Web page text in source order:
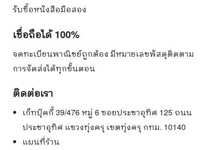
รับซื้อหนังสือมือสอง
เชื่อถือได้ 100%
จดทะเบียนพาณิชย์ถูกต้อง มีหมายเลขพัสดุติดตาม
การจัดส่งได้ทุกขั้นตอน
ติดต่อเรา
เก็ทบุ๊คกี้ 39/476 หมู่ 6 ซอยประชาอุทิศ 125 ถนน
ประชาอุทิศ แขวงทุ่งครุ เขตทุ่งครุ กทม. 10140
แผนที่ร้าน